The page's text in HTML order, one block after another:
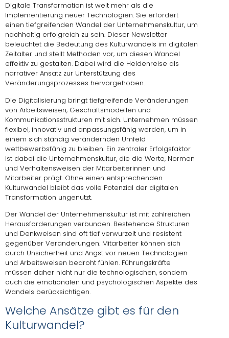
Digitale Transformation ist weit mehr als die
Implementierung neuer Technologien. Sie erfordert
einen tiefgreifenden Wandel der Unternehmenskultur, um
nachhaltig erfolgreich zu sein. Dieser Newsletter
beleuchtet die Bedeutung des Kulturwandels im digitalen
Zeitalter und stellt Methoden vor, um diesen Wandel
effektiv zu gestalten. Dabei wird die Heldenreise als
narrativer Ansatz zur Unterstützung des
Veränderungsprozesses hervorgehoben.
Die Digitalisierung bringt tiefgreifende Veränderungen
von Arbeitsweisen, Geschäftsmodellen und
Kommunikationsstrukturen mit sich. Unternehmen müssen
flexibel, innovativ und anpassungsfähig werden, um in
einem sich ständig verändernden Umfeld
wettbewerbsfähig zu bleiben. Ein zentraler Erfolgsfaktor
ist dabei die Unternehmenskultur, die die Werte, Normen
und Verhaltensweisen der Mitarbeiterinnen und
Mitarbeiter prägt. Ohne einen entsprechenden
Kulturwandel bleibt das volle Potenzial der digitalen
Transformation ungenutzt.
Der Wandel der Unternehmenskultur ist mit zahlreichen
Herausforderungen verbunden. Bestehende Strukturen
und Denkweisen sind oft tief verwurzelt und resistent
gegenüber Veränderungen. Mitarbeiter können sich
durch Unsicherheit und Angst vor neuen Technologien
und Arbeitsweisen bedroht fühlen. Führungskräfte
müssen daher nicht nur die technologischen, sondern
auch die emotionalen und psychologischen Aspekte des
Wandels berücksichtigen.
Welche Ansätze gibt es für den
Kulturwandel?